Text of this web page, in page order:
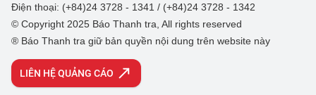
Điện thoại: (+84)24 3728 - 1341 / (+84)24 3728 - 1342
© Copyright 2025 Báo Thanh tra, All rights reserved
® Báo Thanh tra giữ bản quyền nội dung trên website này
LIÊN HỆ QUẢNG CÁO